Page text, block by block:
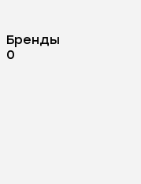
Бренды
0